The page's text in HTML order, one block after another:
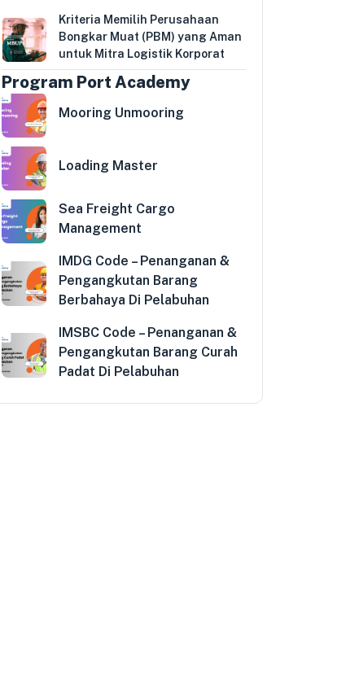
Kriteria Memilih Perusahaan
Bongkar Muat (PBM) yang Aman
untuk Mitra Logistik Korporat
Program Port Academy
Mooring Unmooring
Loading Master
Sea Freight Cargo
Management
IMDG Code – Penanganan &
Pengangkutan Barang
Berbahaya Di Pelabuhan
IMSBC Code – Penanganan &
Pengangkutan Barang Curah
Padat Di Pelabuhan